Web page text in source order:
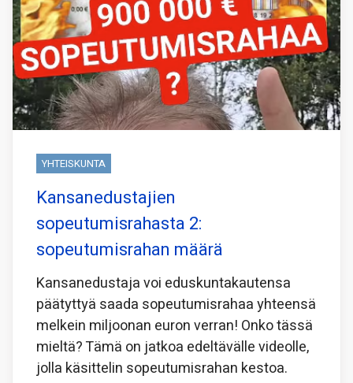
YHTEISKUNTA
Kansanedustajien
sopeutumisrahasta 2:
sopeutumisrahan määrä
Kansanedustaja voi eduskuntakautensa
päätyttyä saada sopeutumisrahaa yhteensä
melkein miljoonan euron verran! Onko tässä
mieltä? Tämä on jatkoa edeltävälle videolle,
jolla käsittelin sopeutumisrahan kestoa.